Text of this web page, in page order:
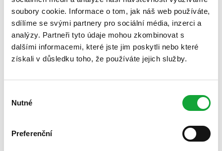
soubory cookie. Informace o tom, jak náš web používáte,
sdílíme se svými partnery pro sociální média, inzerci a
analýzy. Partneři tyto údaje mohou zkombinovat s
dalšími informacemi, které jste jim poskytli nebo které
získali v důsledku toho, že používáte jejich služby.
souhlasu
Nutné
Preferenční